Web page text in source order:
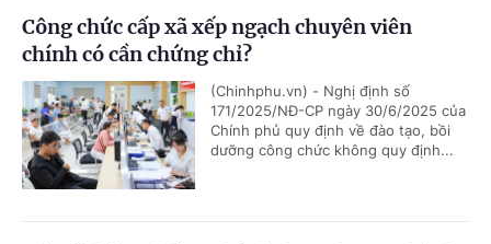
Công chức cấp xã xếp ngạch chuyên viên
chính có cần chứng chỉ?
(Chinhphu.vn) - Nghị định số
171/2025/NĐ-CP ngày 30/6/2025 của
Chính phủ quy định về đào tạo, bồi
dưỡng công chức không quy định...